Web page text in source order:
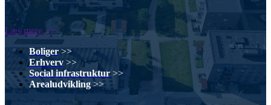
Læs mere >>
Boliger >>
Erhverv >>
Social infrastruktur >>
Arealudvikling >>